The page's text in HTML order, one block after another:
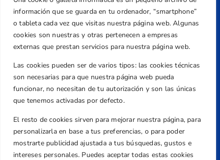
información que se guarda en tu ordenador, “smartphone”
o tableta cada vez que visitas nuestra página web. Algunas
cookies son nuestras y otras pertenecen a empresas
externas que prestan servicios para nuestra página web.
Las cookies pueden ser de varios tipos: las cookies técnicas
son necesarias para que nuestra página web pueda
funcionar, no necesitan de tu autorización y son las únicas
que tenemos activadas por defecto.
El resto de cookies sirven para mejorar nuestra página, para
personalizarla en base a tus preferencias, o para poder
mostrarte publicidad ajustada a tus búsquedas, gustos e
intereses personales. Puedes aceptar todas estas cookies
Dirección
Centre de L´Esport, Carrer d'Isaac Peral i
Caballero, Nº 5, Despachos 2 y 3, 46980,
Valencia
Teléfono
+34 961 367 799
Email
federacion@golfcv.com
Aviso Legal
Política de Privacidad
Transparencia